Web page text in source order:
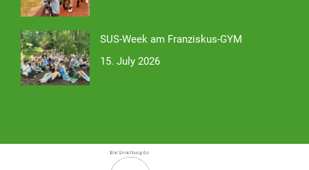
SUS-Week am Franziskus-GYM
15. July 2026